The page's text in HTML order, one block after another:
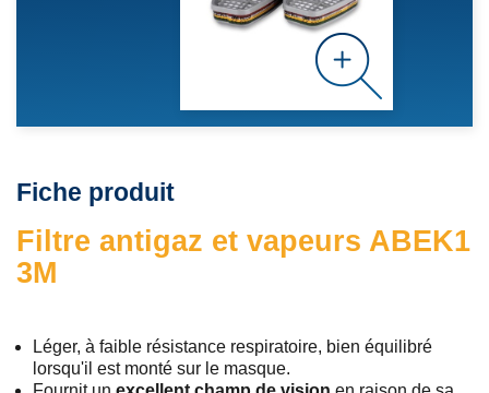
Fiche produit
Filtre antigaz et vapeurs ABEK1
3M
Léger, à faible résistance respiratoire, bien équilibré
lorsqu'il est monté sur le masque.